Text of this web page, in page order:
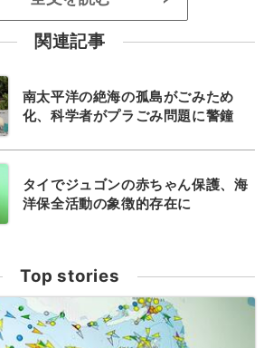
関連記事
南太平洋の絶海の孤島がごみため
化、科学者がプラごみ問題に警鐘
タイでジュゴンの赤ちゃん保護、海
洋保全活動の象徴的存在に
Top stories